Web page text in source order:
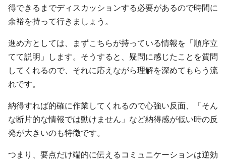
得できるまでディスカッションする必要があるので時間に
余裕を持って行きましょう。
進め方としては、まずこちらが持っている情報を「順序立
てて説明」します。そうすると、疑問に感じたことを質問
してくれるので、それに応えながら理解を深めてもらう流
れです。
納得すれば的確に作業してくれるので心強い反面、「そん
な断片的な情報では動けません」など納得感が低い時の反
発が大きいのも特徴です。
つまり、要点だけ端的に伝えるコミュニケーションは逆効